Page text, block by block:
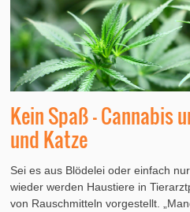
Kein Spaß – Cannabis
und Katze
Sei es aus Blödelei oder einfach
wieder werden Haustiere in
von Rauschmitteln vorgestellt.